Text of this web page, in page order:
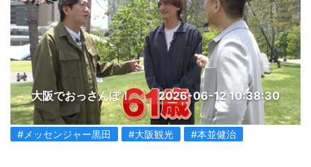
大阪でおっさんぽ！ 2026-06-12 10:38:30
#メッセンジャー黒田 #大阪観光 #本並健治